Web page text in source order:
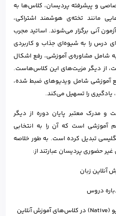
و پیشرفته پردیسان، کلاس‌ها به
مانند تخته‌ی هوشمند اشتراکی،
آنی برگزار می‌شوند. اساتید مجرب
درس را به شیوه‌ای جذاب و کاربردی
شامل مشاوره‌ی آموزشی، رفع اشکال
از دیگر مزیت‌های این کلاس‌هاست.
آموزشی شامل ویدیوهای ضبط شده،
یادگیری را تسهیل می‌کند.
مدرک معتبر پایان دوره از دیگر
آموزشی است که آن را به انتخابی
تبدیل کرده است. به طور خلاصه
حضوری پردیسان عبارتند از: